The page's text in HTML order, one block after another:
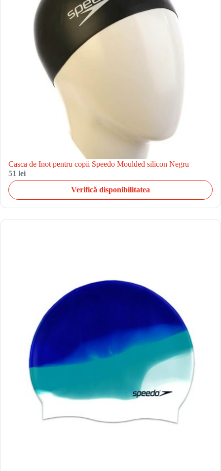
Casca de Inot pentru copii Speedo Moulded silicon Negru
51 lei
Verifică disponibilitatea